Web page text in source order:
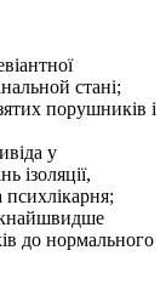
стані;
порушників і
у
ізоляції,
психлікарня;
до нормального